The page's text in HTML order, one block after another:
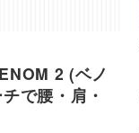
2 (ベノ
で腰・肩・